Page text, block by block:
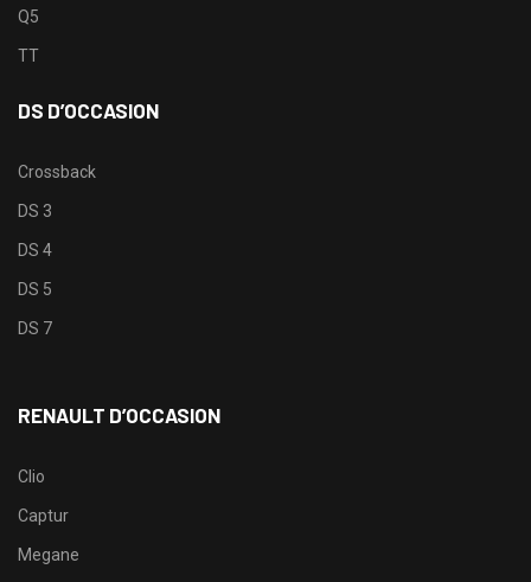
Q5
TT
DS D’OCCASION
Crossback
DS 3
DS 4
DS 5
DS 7
RENAULT D’OCCASION
Clio
Captur
Megane